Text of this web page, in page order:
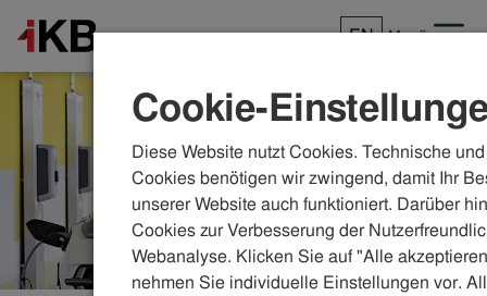
EN Menü
Cookie-
Diese Website nutzt Cookies. Technische
Cookies benötigen wir zwingend, damit Ihr
unserer Website auch funktioniert. Darüber
Cookies zur Verbesserung der
Webanalyse. Klicken Sie auf "Alle
nehmen Sie individuelle Einstellungen vor.